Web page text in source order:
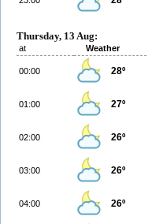
Thursday, 13 Aug:
at Weather
00:00 28º
01:00 27º
02:00 26º
03:00 26º
04:00 26º